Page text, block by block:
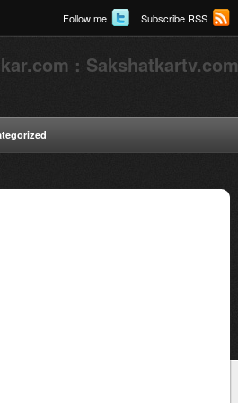
Follow me Subscribe RSS
: Sakshatkartv.com